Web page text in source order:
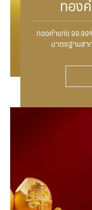
ทอง
ทองคำแท่ง
มาตรฐานสา